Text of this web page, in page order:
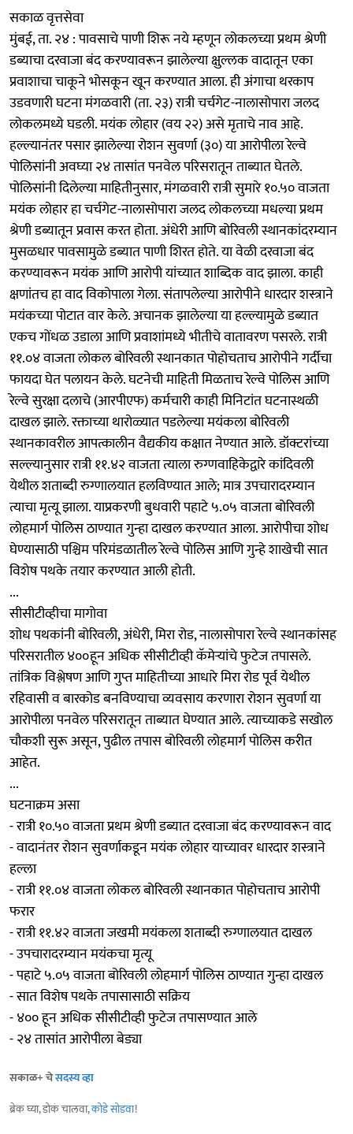
सकाळ वृत्तसेवा
मुंबई, ता. २४ : पावसाचे पाणी शिरू नये म्हणून लोकलच्या प्रथम श्रेणी
डब्याचा दरवाजा बंद करण्यावरून झालेल्या क्षुल्लक वादातून एका
प्रवाशाचा चाकूने भोसकून खून करण्यात आला. ही अंगाचा थरकाप
उडवणारी घटना मंगळवारी (ता. २३) रात्री चर्चगेट-नालासोपारा जलद
लोकलमध्ये घडली. मयंक लोहार (वय २२) असे मृताचे नाव आहे.
हल्ल्यानंतर पसार झालेल्या रोशन सुवर्णा (३०) या आरोपीला रेल्वे
पोलिसांनी अवघ्या २४ तासांत पनवेल परिसरातून ताब्यात घेतले.
पोलिसांनी दिलेल्या माहितीनुसार, मंगळवारी रात्री सुमारे १०.५० वाजता
मयंक लोहार हा चर्चगेट-नालासोपारा जलद लोकलच्या मधल्या प्रथम
श्रेणी डब्यातून प्रवास करत होता. अंधेरी आणि बोरिवली स्थानकांदरम्यान
मुसळधार पावसामुळे डब्यात पाणी शिरत होते. या वेळी दरवाजा बंद
करण्यावरून मयंक आणि आरोपी यांच्यात शाब्दिक वाद झाला. काही
क्षणांतच हा वाद विकोपाला गेला. संतापलेल्या आरोपीने धारदार शस्त्राने
मयंकच्या पोटात वार केले. अचानक झालेल्या या हल्ल्यामुळे डब्यात
एकच गोंधळ उडाला आणि प्रवाशांमध्ये भीतीचे वातावरण पसरले. रात्री
११.०४ वाजता लोकल बोरिवली स्थानकात पोहोचताच आरोपीने गर्दीचा
फायदा घेत पलायन केले. घटनेची माहिती मिळताच रेल्वे पोलिस आणि
रेल्वे सुरक्षा दलाचे (आरपीएफ) कर्मचारी काही मिनिटांत घटनास्थळी
दाखल झाले. रक्ताच्या थारोळ्यात पडलेल्या मयंकला बोरिवली
स्थानकावरील आपत्कालीन वैद्यकीय कक्षात नेण्यात आले. डॉक्टरांच्या
सल्ल्यानुसार रात्री ११.४२ वाजता त्याला रुग्णवाहिकेद्वारे कांदिवली
येथील शताब्दी रुग्णालयात हलविण्यात आले; मात्र उपचारादरम्यान
त्याचा मृत्यू झाला. याप्रकरणी बुधवारी पहाटे ५.०५ वाजता बोरिवली
लोहमार्ग पोलिस ठाण्यात गुन्हा दाखल करण्यात आला. आरोपीचा शोध
घेण्यासाठी पश्चिम परिमंडळातील रेल्वे पोलिस आणि गुन्हे शाखेची सात
विशेष पथके तयार करण्यात आली होती.
...
सीसीटीव्हीचा मागोवा
शोध पथकांनी बोरिवली, अंधेरी, मिरा रोड, नालासोपारा रेल्वे स्थानकांसह
परिसरातील ४००हून अधिक सीसीटीव्ही कॅमेऱ्यांचे फुटेज तपासले.
तांत्रिक विश्लेषण आणि गुप्त माहितीच्या आधारे मिरा रोड पूर्व येथील
रहिवासी व बारकोड बनविण्याचा व्यवसाय करणारा रोशन सुवर्णा या
आरोपीला पनवेल परिसरातून ताब्यात घेण्यात आले. त्याच्याकडे सखोल
चौकशी सुरू असून, पुढील तपास बोरिवली लोहमार्ग पोलिस करीत
आहेत.
...
घटनाक्रम असा
- रात्री १०.५० वाजता प्रथम श्रेणी डब्यात दरवाजा बंद करण्यावरून वाद
- वादानंतर रोशन सुवर्णाकडून मयंक लोहार याच्यावर धारदार शस्त्राने
हल्ला
- रात्री ११.०४ वाजता लोकल बोरिवली स्थानकात पोहोचताच आरोपी
फरार
- रात्री ११.४२ वाजता जखमी मयंकला शताब्दी रुग्णालयात दाखल
- उपचारादरम्यान मयंकचा मृत्यू
- पहाटे ५.०५ वाजता बोरिवली लोहमार्ग पोलिस ठाण्यात गुन्हा दाखल
- सात विशेष पथके तपासासाठी सक्रिय
- ४०० हून अधिक सीसीटीव्ही फुटेज तपासण्यात आले
- २४ तासांत आरोपीला बेड्या
सकाळ+ चेसदस्य व्हा
ब्रेक घ्या, डोकं चालवा,कोडे सोडवा!